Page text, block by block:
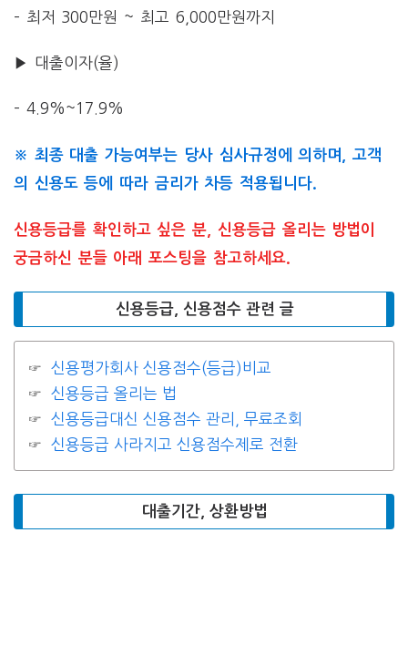
– 최저 300만원 ~ 최고 6,000만원까지
▶ 대출이자(율)
– 4.9%~17.9%
※ 최종 대출 가능여부는 당사 심사규정에 의하며, 고객
의 신용도 등에 따라 금리가 차등 적용됩니다.
신용등급를 확인하고 싶은 분, 신용등급 올리는 방법이
궁금하신 분들 아래 포스팅을 참고하세요.
신용등급, 신용점수 관련 글
신용평가회사 신용점수(등급)비교
신용등급 올리는 법
신용등급대신 신용점수 관리, 무료조회
신용등급 사라지고 신용점수제로 전환
대출기간, 상환방법